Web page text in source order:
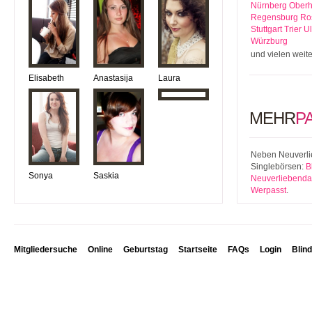
Elisabeth Anastasija Laura
Sonya Saskia
Nürnberg
Regensburg
Stuttgart Trier
Würzburg
und vielen
MEHR
Neben
Singlebörsen:
Werpasst.
Mitgliedersuche Online Geburtstag Startseite FAQs Login